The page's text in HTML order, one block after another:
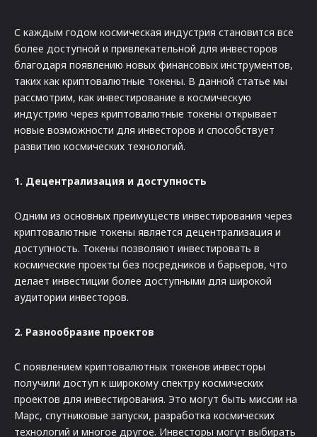
С каждым годом космическая индустрия становится все
более доступной и привлекательной для инвесторов
благодаря появлению новых финансовых инструментов,
таких как криптовалютные токены. В данной статье мы
рассмотрим, как инвестирование в космическую
индустрию через криптовалютные токены открывает
новые возможности для инвесторов и способствует
развитию космических технологий.
1. Децентрализация и доступность
Одним из основных преимуществ инвестирования через
криптовалютные токены является децентрализация и
доступность. Токены позволяют инвестировать в
космические проекты без посредников и барьеров, что
делает инвестиции более доступными для широкой
аудитории инвесторов.
2. Разнообразие проектов
С появлением криптовалютных токенов инвесторы
получили доступ к широкому спектру космических
проектов для инвестирования. Это могут быть миссии на
Марс, спутниковые запуски, разработка космических
технологий и многое другое. Инвесторы могут выбирать